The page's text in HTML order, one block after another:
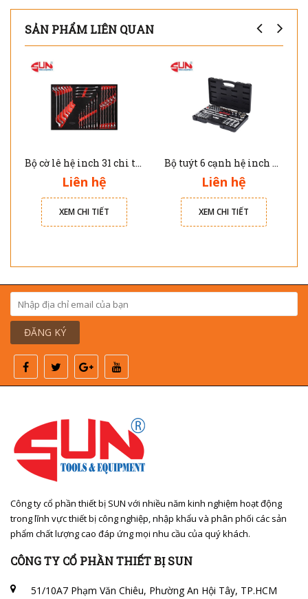
SẢN PHẨM LIÊN QUAN
Bộ cờ lê hệ inch 31 chi tiết Kstools 811.0031
Liên hệ
XEM CHI TIẾT
Bộ tuýt 6 cạnh hệ inch 30 chi tiết Kstools 918.0830
Liên hệ
XEM CHI TIẾT
ĐĂNG KÝ
Công ty cổ phần thiết bị SUN với nhiều năm kinh nghiệm hoạt động
trong lĩnh vực thiết bị công nghiệp, nhập khẩu và phân phối các sản
phẩm chất lượng cao đáp ứng mọi nhu cầu của quý khách.
CÔNG TY CỔ PHẦN THIẾT BỊ SUN
51/10A7 Phạm Văn Chiêu, Phường An Hội Tây, TP.HCM